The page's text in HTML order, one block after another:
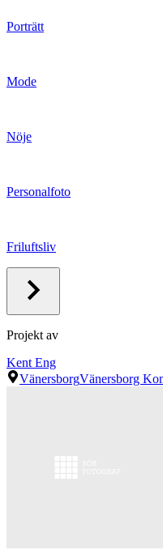
Porträtt
Mode
Nöje
Personalfoto
Friluftsliv
Projekt av
Kent Eng
VänersborgVänersborg